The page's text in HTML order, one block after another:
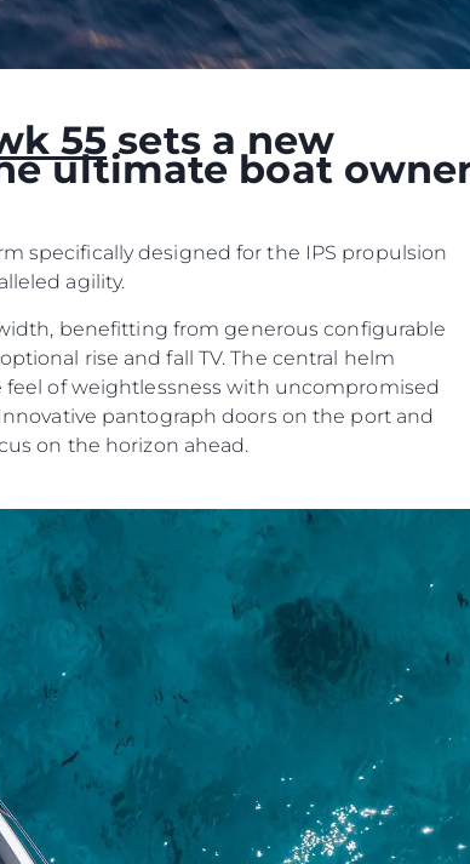
55sets a new
ultimate boat
specifically designed for the IPS propulsion
agility.
benefitting from generous configurable
rise and fall TV. The central helm
of weightlessness with uncompromised
pantograph doors on the port and
on the horizon ahead.